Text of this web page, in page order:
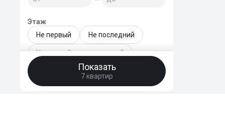
Этаж
Не первый
Не последний
Не первый и не последний
Только последнийПоказать
7 квартир